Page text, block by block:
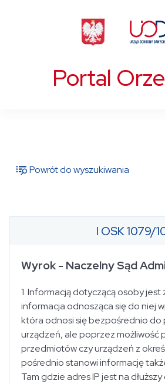
Portal
Powrót do wyszukiwania
I OSK 1079/
Wyrok - Naczelny Sąd
1. Informacją dotyczącą osoby jest
informacja odnosząca się do niej
która odnosi się bezpośrednio do
urządzeń, ale poprzez możliwość
przedmiotów czy urządzeń z
pośrednio stanowi informację
Tam gdzie adres IP jest na